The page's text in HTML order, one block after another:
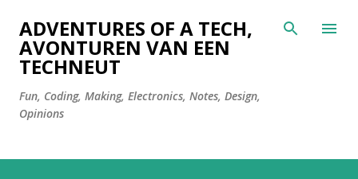
Doorgaan naar hoofdcontent
ADVENTURES OF A TECH,
AVONTUREN VAN EEN
TECHNEUT
Fun, Coding, Making, Electronics, Notes, Design,
Opinions